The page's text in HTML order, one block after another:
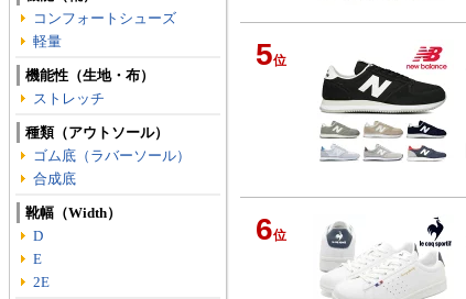
5位
6位
コンフォートシューズ
軽量
機能性（生地・布）
ストレッチ
種類（アウトソール）
ゴム底（ラバーソール）
合成底
靴幅（Width）
D
E
2E